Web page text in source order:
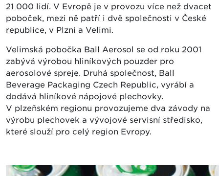
21 000 lidí. V Evropě je v provozu více než dvacet
poboček, mezi ně patří i dvě společnosti v České
republice, v Plzni a Velimi.
Velimská pobočka Ball Aerosol se od roku 2001
zabývá výrobou hliníkových pouzder pro
aerosolové spreje. Druhá společnost, Ball
Beverage Packaging Czech Republic, vyrábí a
dodává hliníkové nápojové plechovky.
V plzeňském regionu provozujeme dva závody na
výrobu plechovek a vývojové servisní středisko,
které slouží pro celý region Evropy.